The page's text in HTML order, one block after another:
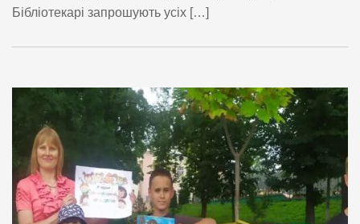
Бібліотекарі запрошують усіх […]